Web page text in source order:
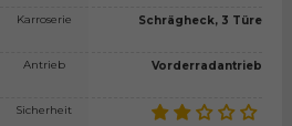
Karroserie
Antrieb
Sicherheit
Schrägheck, 3 Türe
Vorderradantrieb